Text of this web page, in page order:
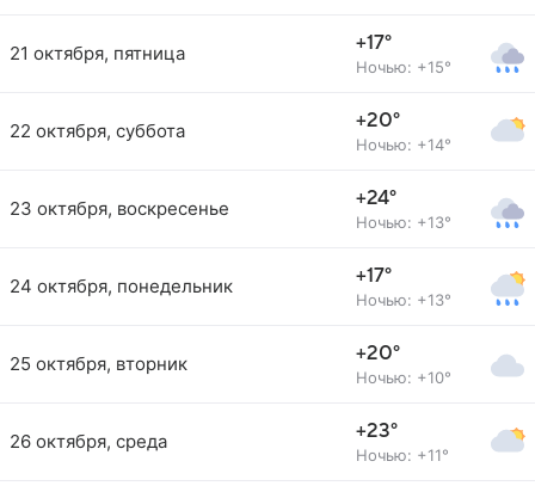
21 октября, пятница +17°
Ночью: +15°
22 октября, суббота +20°
Ночью: +14°
23 октября, воскресенье +24°
Ночью: +13°
24 октября, понедельник +17°
Ночью: +13°
25 октября, вторник +20°
Ночью: +10°
26 октября, среда +23°
Ночью: +11°